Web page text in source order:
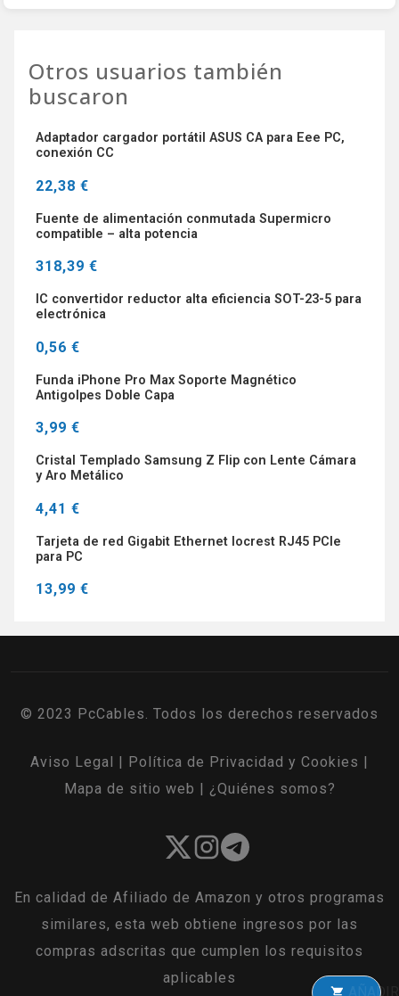
Otros usuarios también
buscaron
Adaptador cargador portátil ASUS CA para Eee PC,
conexión CC
22,38 €
Fuente de alimentación conmutada Supermicro
compatible – alta potencia
318,39 €
IC convertidor reductor alta eficiencia SOT-23-5 para
electrónica
0,56 €
Funda iPhone Pro Max Soporte Magnético
Antigolpes Doble Capa
3,99 €
Cristal Templado Samsung Z Flip con Lente Cámara
y Aro Metálico
4,41 €
Tarjeta de red Gigabit Ethernet Iocrest RJ45 PCIe
para PC
13,99 €
AÑADIR A LA
© 2023 PcCables. Todos los derechos reservados
Aviso Legal Política de Privacidad y Cookies
Mapa de sitio web
¿Quiénes somos?
En calidad de Afiliado de Amazon y otros programas
similares, esta web obtiene ingresos por las
compras adscritas que cumplen los requisitos
aplicables